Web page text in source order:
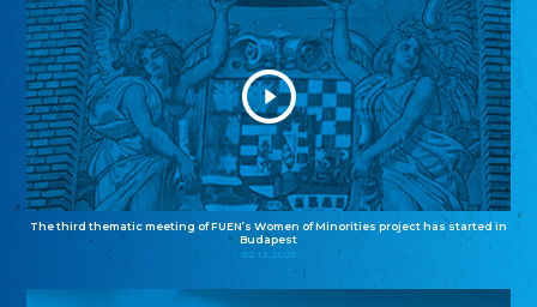
The third thematic meeting of FUEN’s Women of Minorities project has started in
Budapest
02.12.2025